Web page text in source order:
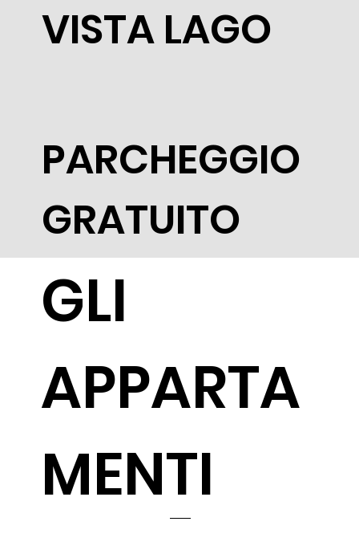
VISTA LAGO
PARCHEGGIO
GRATUITO
GLI
APPARTA
MENTI